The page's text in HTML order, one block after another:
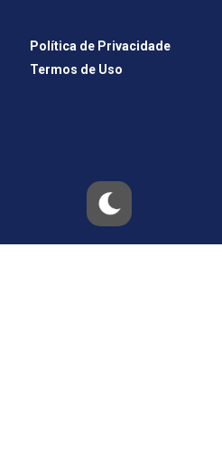
Política de Privacidade
Termos de Uso